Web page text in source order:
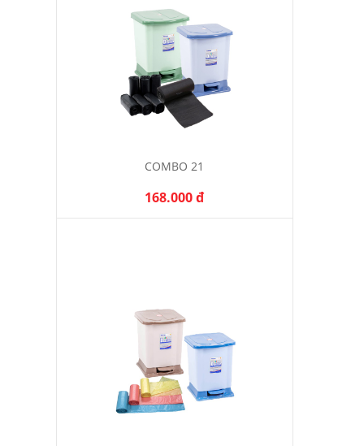
COMBO 21
168.000 đ